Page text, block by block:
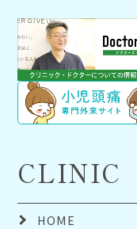
CLINIC
HOME